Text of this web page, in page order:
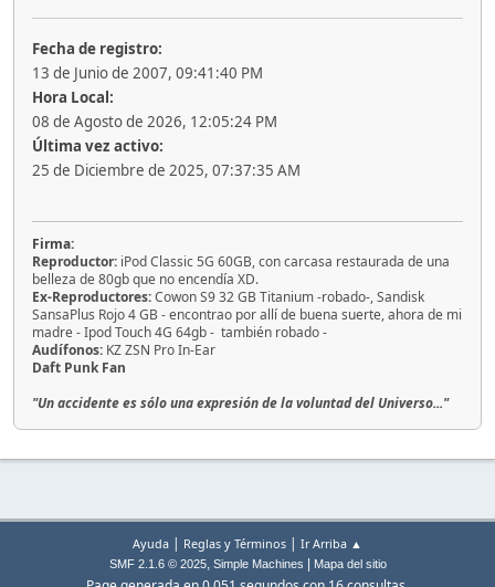
Fecha de registro:
13 de Junio de 2007, 09:41:40 PM
Hora Local:
08 de Agosto de 2026, 12:05:24 PM
Última vez activo:
25 de Diciembre de 2025, 07:37:35 AM
Firma:
Reproductor: iPod Classic 5G 60GB, con carcasa restaurada de una
belleza de 80gb que no encendía XD.
Ex-Reproductores:Cowon S9 32 GB Titanium -robado-, Sandisk
SansaPlus Rojo 4 GB - encontrao por allí de buena suerte, ahora de mi
madre - Ipod Touch 4G 64gb - también robado -
Audífonos: KZ ZSN Pro In-Ear
Daft Punk Fan
"Un accidente es sólo una expresión de la voluntad del Universo..."
Ayuda Reglas y Términos Ir Arriba ▲
SMF 2.1.6 © 2025, Simple Machines Mapa del sitio